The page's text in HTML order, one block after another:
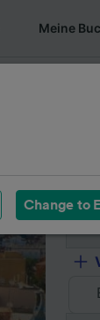
Meine
Change to